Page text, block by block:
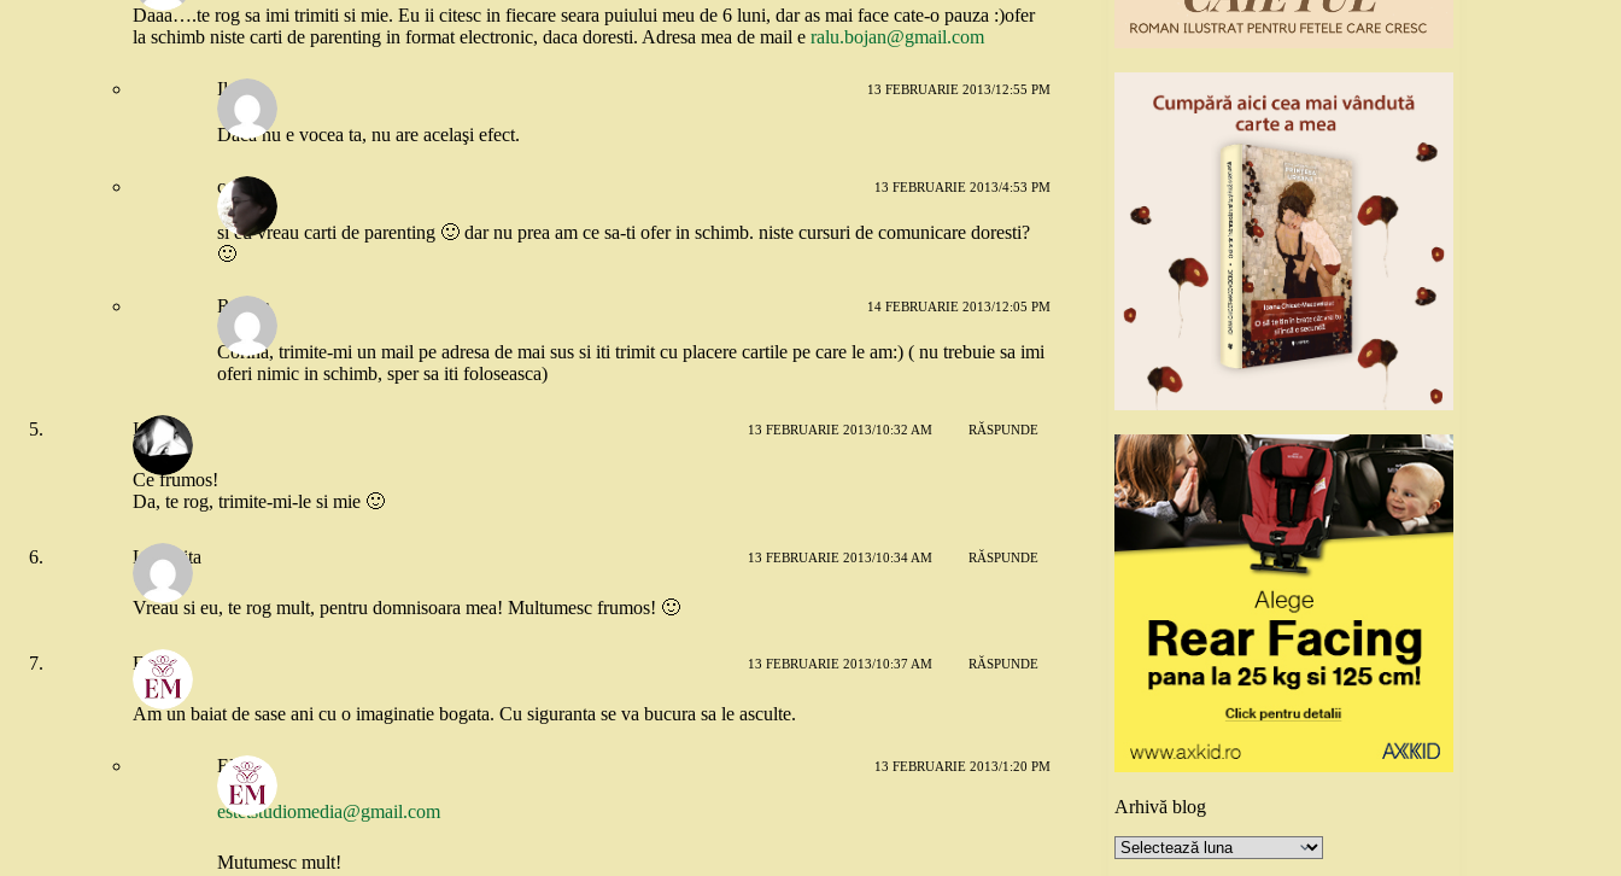
Daaa….te rog sa imi trimiti si mie. Eu ii citesc in fiecare seara puiului meu de 6 luni, dar as mai face cate-o pauza :)ofer
la schimb niste carti de parenting in format electronic, daca doresti. Adresa mea de mail e ralu.bojan@gmail.com
Ileana 13 FEBRUARIE 2013/12:55 PM
Dacă nu e vocea ta, nu are acelaşi efect.
corina 13 FEBRUARIE 2013/4:53 PM
si eu vreau carti de parenting 🙂 dar nu prea am ce sa-ti ofer in schimb. niste cursuri de comunicare doresti?
🙂
Raluca 14 FEBRUARIE 2013/12:05 PM
Corina, trimite-mi un mail pe adresa de mai sus si iti trimit cu placere cartile pe care le am:) ( nu trebuie sa imi
oferi nimic in schimb, sper sa iti foloseasca)
Ioana 13 FEBRUARIE 2013/10:32 AM RĂSPUNDE
Ce frumos!
Da, te rog, trimite-mi-le si mie 🙂
Luminita 13 FEBRUARIE 2013/10:34 AM RĂSPUNDE
Vreau si eu, te rog mult, pentru domnisoara mea! Multumesc frumos! 🙂
Elena 13 FEBRUARIE 2013/10:37 AM RĂSPUNDE
Am un baiat de sase ani cu o imaginatie bogata. Cu siguranta se va bucura sa le asculte.
Elena 13 FEBRUARIE 2013/1:20 PM
estetstudiomedia@gmail.com
Mutumesc mult!
Arhivă blog
Arhivă
blog